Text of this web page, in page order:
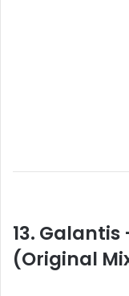
13. Galantis
(Original